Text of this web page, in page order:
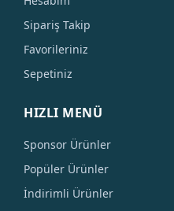
Sipariş Takip
Favorileriniz
Sepetiniz
HIZLI MENÜ
Sponsor Ürünler
Popüler Ürünler
İndirimli Ürünler